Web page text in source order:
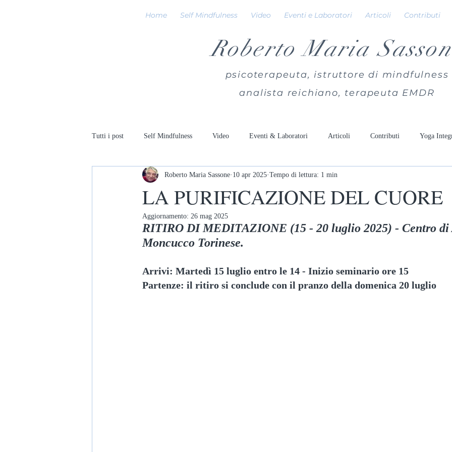
Home Self Mindfulness Video Eventi e Laboratori Articoli Contributi
Roberto Maria
psicoterapeuta, istruttore di mindfulness
analista reichiano, terapeuta EMDR
Tutti i post Self Mindfulness Video Eventi & Laboratori Articoli Contributi Yoga
LA PURIFICAZIONE DEL CUORE
Roberto Maria Sassone 10 apr 2025 Tempo di lettura: 1 min
Aggiornamento: 26 mag 2025
RITIRO DI MEDITAZIONE (15 - 20 luglio 2025) - Centro di
Moncucco Torinese.
Arrivi: Martedì 15 luglio entro le 14 - Inizio seminario ore 15
Partenze: il ritiro si conclude con il pranzo della domenica 20 luglio